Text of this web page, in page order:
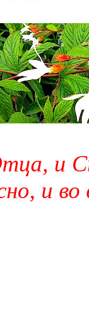
и
и во